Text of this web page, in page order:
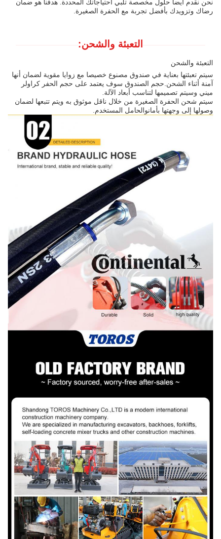
نحن نقدم أيضاً حلول مخصصة تلبي احتياجاتك المحددة. هدفنا هو ضمان
رضاك وتزويدك بأفضل تجربة مع الحفرة الصغيرة.
التعبئة والشحن:
التعبئة والشحن
سيتم تعبئتها بعناية في صندوق مصنوع خصيصا مع زوايا مقوية لضمان أنها
آمنة أثناء الشحن.حجم الصندوق سوف يعتمد على حجم الحفر كراولر
ميني وسيتم تصميمها لتناسب أبعاد الآلة.
سيتم شحن الحفرة الصغيرة من خلال ناقل موثوق به ويتم تتبعها لضمان
وصولها إلى وجهتها بأمانوالحامل المستخدم.